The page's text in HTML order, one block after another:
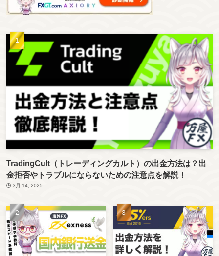
TradingCult（トレーディングカルト）の出金方法は？出
金拒否やトラブルにならないための注意点を解説！
3月 14, 2025